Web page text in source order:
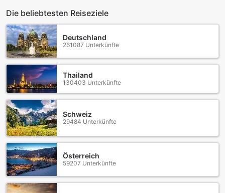
Die beliebtesten Reiseziele
Deutschland
261087 Unterkünfte
Thailand
130403 Unterkünfte
Schweiz
29484 Unterkünfte
Österreich
59207 Unterkünfte